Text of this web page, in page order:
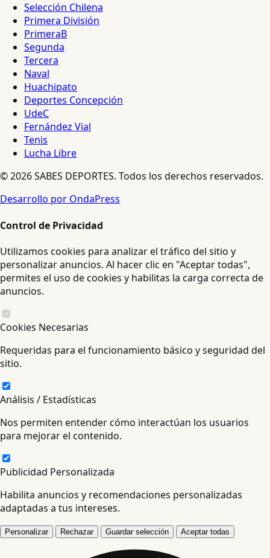
Selección Chilena
Primera División
PrimeraB
Segunda
Tercera
Naval
Huachipato
Deportes Concepción
UdeC
Fernández Vial
Tenis
Lucha Libre
© 2026 SABES DEPORTES. Todos los derechos reservados.
Desarrollo por OndaPress
Control de Privacidad
Utilizamos cookies para analizar el tráfico del sitio y
personalizar anuncios. Al hacer clic en "Aceptar todas",
permites el uso de cookies y habilitas la carga correcta de
anuncios.
Cookies Necesarias
Requeridas para el funcionamiento básico y seguridad del
sitio.
Análisis / Estadísticas
Nos permiten entender cómo interactúan los usuarios
para mejorar el contenido.
Publicidad Personalizada
Habilita anuncios y recomendaciones personalizadas
adaptadas a tus intereses.
Personalizar Rechazar Guardar selección Aceptar todas